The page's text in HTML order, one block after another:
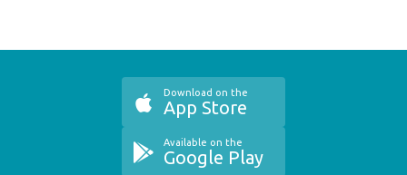
Download on the
App Store
Available on the
Google Play